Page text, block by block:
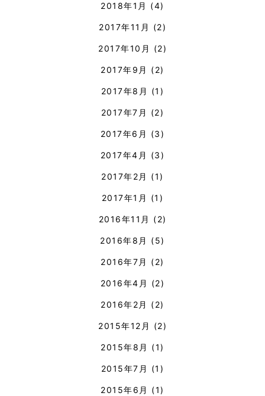
2018年1月 (4)
2017年11月 (2)
2017年10月 (2)
2017年9月 (2)
2017年8月 (1)
2017年7月 (2)
2017年6月 (3)
2017年4月 (3)
2017年2月 (1)
2017年1月 (1)
2016年11月 (2)
2016年8月 (5)
2016年7月 (2)
2016年4月 (2)
2016年2月 (2)
2015年12月 (2)
2015年8月 (1)
2015年7月 (1)
2015年6月 (1)